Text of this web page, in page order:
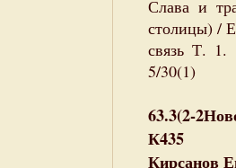
Слава и
столицы) /
связь Т.
5/30(1)
63.3(2-
К435
Кирсанов